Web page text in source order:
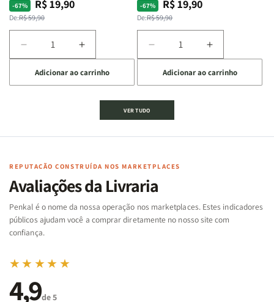
-67%
Preço
normal
De:R$ 59,90
Preço
promocional
R$ 19,90
Diminuir
a
quantidade
de
Cartas
Famílias
Bíblia
-
Penkal
Aumentar
a
quantidade
de
Jogo
Cartas
Famílias
da
Bíblia
-
Penkal
Adicionar ao carrinho
-67%
Preço
normal
De:R$ 59,90
Preço
promocional
R$ 19,90
Diminuir
a
quantidade
de
Jogo
|
de
Aumentar
a
quantidade
de
|
Adicionar ao carrinho
VER TUDO
REPUTAÇÃO CONSTRUÍDA NOS MARKETPLACES
Avaliações da Livraria
Penkal é o nome da nossa operação nos marketplaces. Estes indicadores
públicos ajudam você a comprar diretamente no nosso site com
confiança.
★★★★★
4,9de 5